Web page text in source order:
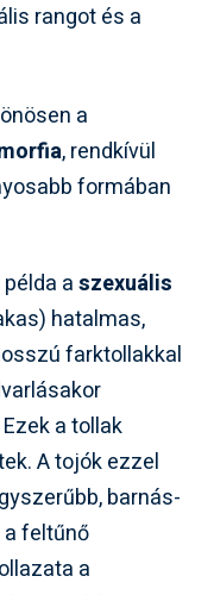
rangot és a
a
, rendkívül
formában
aszexuális
hatalmas,
farktollakkal
a tollak
A tojók ezzel
barnás-
feltűnő
a